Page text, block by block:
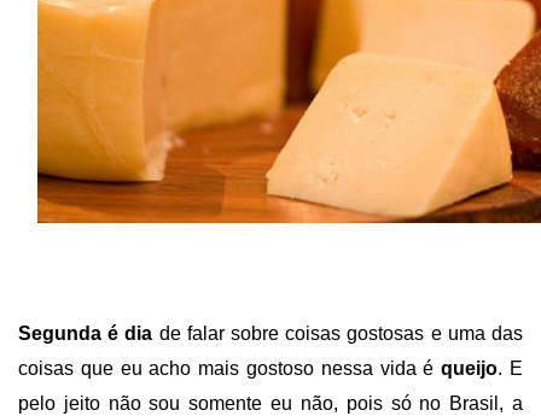
Segunda é dia de falar sobre coisas gostosas e uma das
coisas que eu acho mais gostoso nessa vida équeijo. E
pelo jeito não sou somente eu não, pois só no Brasil, a